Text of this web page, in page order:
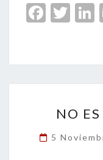
Fa
o
o
T
er
NO
5